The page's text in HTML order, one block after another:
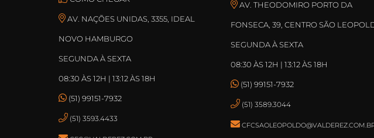
AV. NAÇÕES UNIDAS, 3355, IDEAL
NOVO HAMBURGO
SEGUNDA À SEXTA
08:30 ÀS 12H | 13:12 ÀS 18H
(51) 99151-7932
(51) 3593.4433
AV. THEODOMIRO PORTO DA
FONSECA, 39, CENTRO SÃO
SEGUNDA À SEXTA
08:30 ÀS 12H | 13:12 ÀS 18H
(51) 99151-7932
(51) 3589.3044